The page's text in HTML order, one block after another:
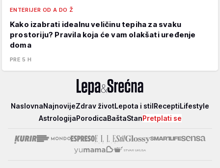
ENTERIJER OD A DO Ž
Kako izabrati idealnu veličinu tepiha za svaku
prostoriju? Pravila koja će vam olakšati uređenje
doma
PRE 5 H
Lepa
NaslovnaNajnovijeZdrav životLepota i stilReceptiLifestyle
AstrologijaPorodicaBaštaStanPretplati se